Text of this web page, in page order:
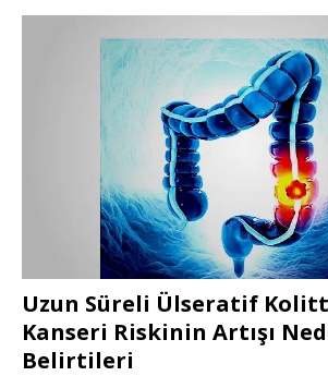
Uzun Süreli Ülseratif
Kanseri Riskinin Artışı
Belirtileri